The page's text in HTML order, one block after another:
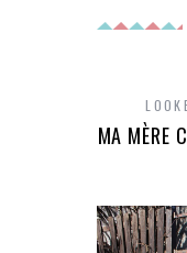
MA MÈRE